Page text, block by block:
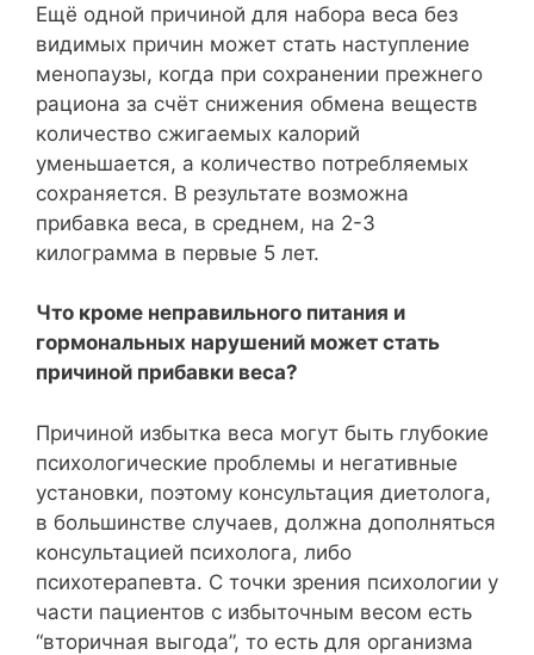
Ещё одной причиной для набора веса без
видимых причин может стать наступление
менопаузы, когда при сохранении прежнего
рациона за счёт снижения обмена веществ
количество сжигаемых калорий
уменьшается, а количество потребляемых
сохраняется. В результате возможна
прибавка веса, в среднем, на 2-3
килограмма в первые 5 лет.
Что кроме неправильного питания и
гормональных нарушений может стать
причиной прибавки веса?
Причиной избытка веса могут быть глубокие
психологические проблемы и негативные
установки, поэтому консультация диетолога,
в большинстве случаев, должна дополняться
консультацией психолога, либо
психотерапевта. С точки зрения психологии у
части пациентов с избыточным весом есть
“вторичная выгода”, то есть для организма